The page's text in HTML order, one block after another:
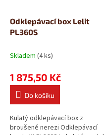
Odklepávací box Lelit
PL360S
Skladem (4 ks)
1 875,50 Kč
Do košíku
Kulatý odklepávací box z
broušené nerezi Odklepávací